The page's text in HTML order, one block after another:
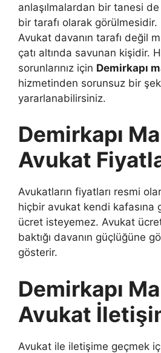
anlaşılmalardan bir tanesi de
bir tarafı olarak görülmesidir.
Avukat davanın tarafı değil
çatı altında savunan kişidir.
sorunlarınız için Demirkapı
hizmetinden sorunsuz bir
yararlanabilirsiniz.
Demirkapı
Avukat
Avukatların fiyatları resmi
hiçbir avukat kendi kafasına
ücret isteyemez. Avukat
baktığı davanın güçlüğüne
gösterir.
Demirkapı
Avukat
Avukat ile iletişime geçmek